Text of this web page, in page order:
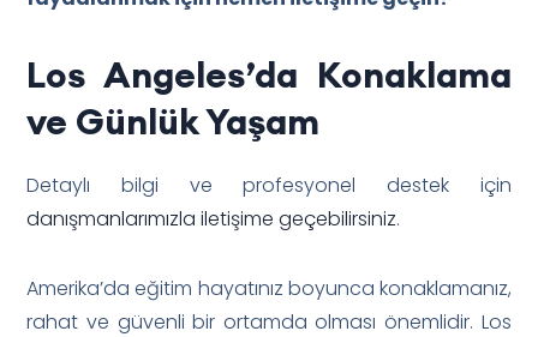
Los Angeles’da Konaklama
ve Günlük Yaşam
Detaylı bilgi ve profesyonel destek için
danışmanlarımızla iletişime geçebilirsiniz.
Amerika’da eğitim hayatınız boyunca konaklamanız,
rahat ve güvenli bir ortamda olması önemlidir. Los